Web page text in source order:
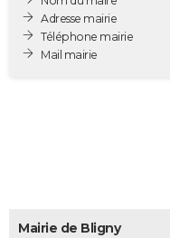
Destinations
City break
Voyage nature
Voyage de noces
Forum
Climat
PHOTO
GUIDES D'ACHAT
Adresse mairie
Téléphone mairie
Mail mairie
Mairie de Bligny